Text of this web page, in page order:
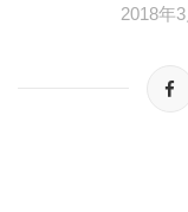
2018年